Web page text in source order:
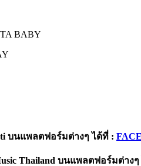
BABY
บนแพลตฟอร์มต่างๆ ได้ที่ :
Thailand บนแพลตฟอร์มต่างๆ